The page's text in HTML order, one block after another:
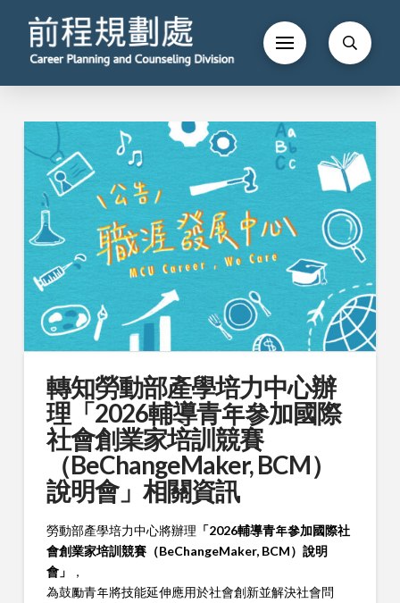
轉知勞動部產學培力中心辦
理「2026輔導青年參加國際
社會創業家培訓競賽
（BeChangeMaker, BCM）
說明會」相關資訊
勞動部產學培力中心將辦理 「2026輔導青年參加國際社
會創業家培訓競賽（BeChangeMaker, BCM）說明
會」
，
為鼓勵青年將技能延伸應用於社會創新並解決社會問